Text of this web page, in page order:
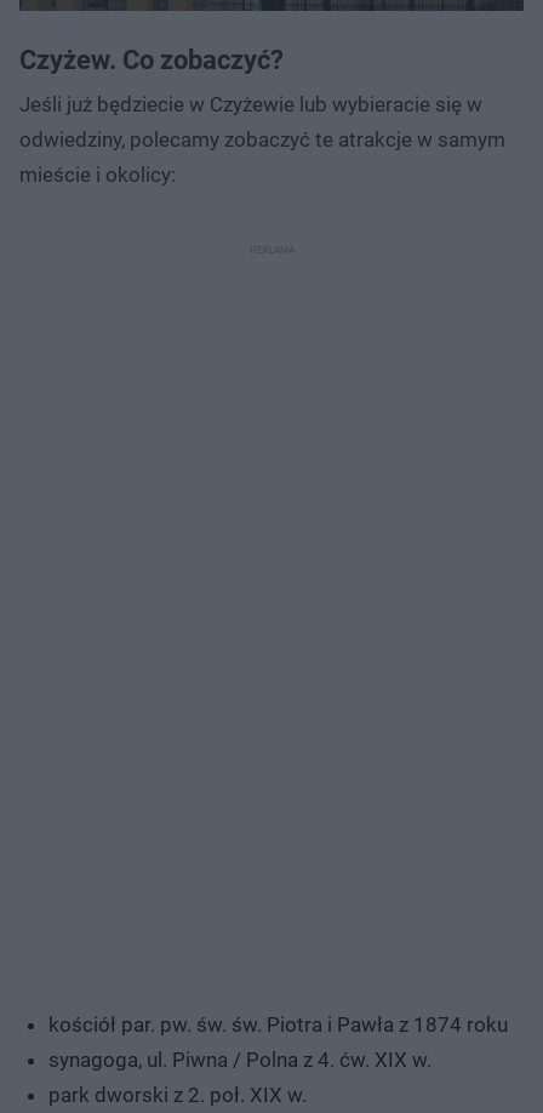
Czyżew. Co zobaczyć?
Jeśli już będziecie w Czyżewie lub wybieracie się w
odwiedziny, polecamy zobaczyć te atrakcje w samym
mieście i okolicy:
kościół par. pw. św. św. Piotra i Pawła z 1874 roku
synagoga, ul. Piwna / Polna z 4. ćw. XIX w.
park dworski z 2. poł. XIX w.